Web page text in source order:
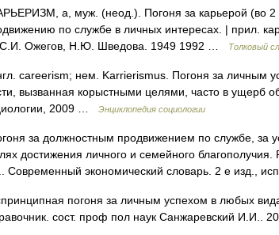
а, муж. (неод.). Погоня за карьерой (во 2
по службе в личных интересах. | прил.
С.И. Ожегов, Н.Ю. Шведова. 1949 1992 …
Толковый
careerism; нем. Karrierismus. Погоня за личным
вызванная корыстными целями, часто в ущерб
2009 …
Энциклопедия социологии
за должностным продвижением по службе, за
достижения личного и семейного благополучия.
Современный экономический словарь. 2 е изд.,
погоня за личным успехом в любых
сост. проф пол наук Санжаревский И.И..